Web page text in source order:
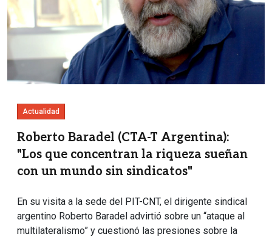
Actualidad
Roberto Baradel (CTA-T Argentina):
"Los que concentran la riqueza sueñan
con un mundo sin sindicatos"
En su visita a la sede del PIT-CNT, el dirigente sindical
argentino Roberto Baradel advirtió sobre un “ataque al
multilateralismo” y cuestionó las presiones sobre la